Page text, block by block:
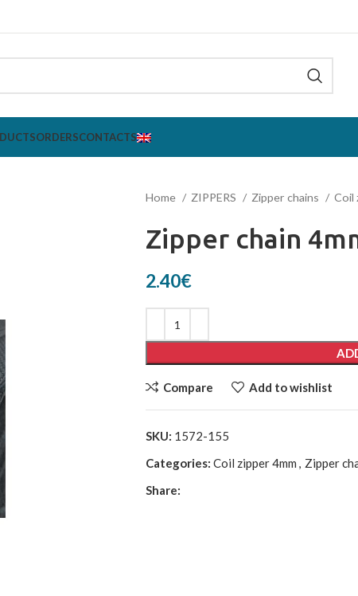
ORDERSCONTACTS
Home ZIPPERS Zipper chains Coil
Zipper chain
2.40€
Compare Add to wishlist
SKU: 1572-155
Categories: Coil zipper 4mm , Zipper
Share: